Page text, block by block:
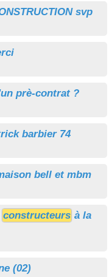
svp
prè-contrat ?
barbier 74
bell et mbm
constructeurs à la
(02)